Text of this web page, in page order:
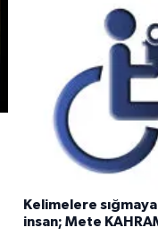
Kelimelere
insan; Mete